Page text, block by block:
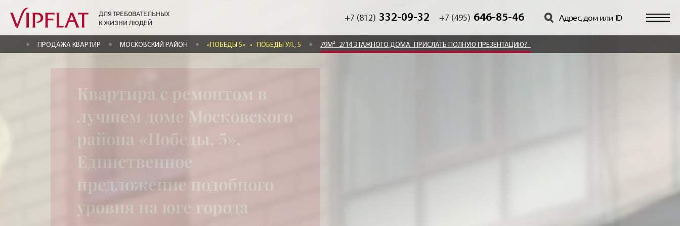
ДЛЯ ТРЕБОВАТЕЛЬНЫХ
К ЖИЗНИ ЛЮДЕЙ
+7 (812) 332-09-32 +7 (495) 646-85-46
ГЛАВНАЯПРОДАЖА КВАРТИР МОСКОВСКИЙ РАЙОН «ПОБЕДЫ 5» • ПОБЕДЫ УЛ., 5 79М² 2/14 ЭТАЖНОГО ДОМА ПРИСЛАТЬ ПОЛНУЮ ПРЕЗЕНТАЦИЮ?
Квартира с ремонтом в
лучшем доме Московского
района «Победы, 5».
Единственное
предложение подобного
уровня на юге города